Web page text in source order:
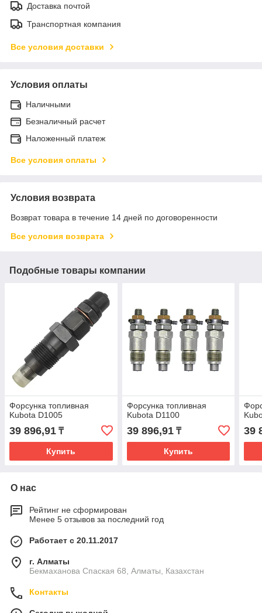
Доставка почтой
Транспортная компания
Все условия доставки
Условия оплаты
Наличными
Безналичный расчет
Наложенный платеж
Все условия оплаты
Условия возврата
Возврат товара в течение 14 дней по договоренности
Все условия возврата
Подобные товары компании
Форсунка топливная
Kubota D1005
39 896,91 ₸
Купить
Форсунка топливная
Kubota D1100
39 896,91₸
Купить
39
О нас
Рейтинг не сформирован
Менее 5 отзывов за последний год
Работает с 20.11.2017
г. Алматы
Бекмаханова Спаская 68, Алматы, Казахстан
Контакты